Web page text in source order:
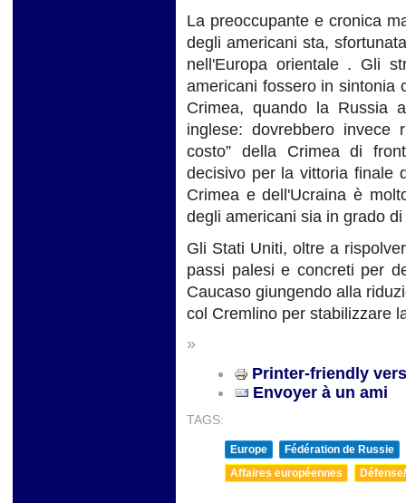
La preoccupante e cronica
degli americani sta,
nell'Europa orientale . Gli
americani fossero in sintonia
Crimea, quando la Russia
inglese: dovrebbero invece
costo” della Crimea di
decisivo per la vittoria finale
Crimea e dell'Ucraina è
degli americani sia in grado
Gli Stati Uniti, oltre a
passi palesi e concreti per
Caucaso giungendo alla
col Cremlino per stabilizzare
»
Printer-friendly
Envoyer à un ami
TAGS:
Europe
Fédération de Russie
Affaires européennes